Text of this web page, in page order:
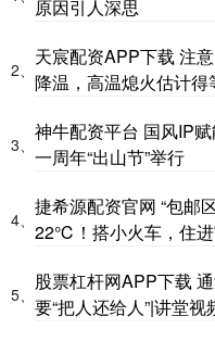
原因引人深思
2、
天宸配资APP下载 注
降温，高温熄火估计
3、
神牛配资平台 国风IP
一周年“出山节”举行
4、
捷希源配资官网 “包邮
22℃！搭小火车，住
5、
股票杠杆网APP下载
要“把人还给人”|讲堂视